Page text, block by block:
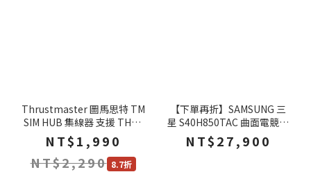
Thrustmaster 圖馬思特 TM
SIM HUB 集線器 支援 TH8A
連接多個附加元件 多平台相
容 分線器
NT$1,990
NT$2,290 8.7折
【下單再折】SAMSUNG 三
星 S40H850TAC 曲面電競螢
幕 40吋 144Hz 5k 4ms 內建
喇叭 電腦螢幕 螢幕
NT$27,900